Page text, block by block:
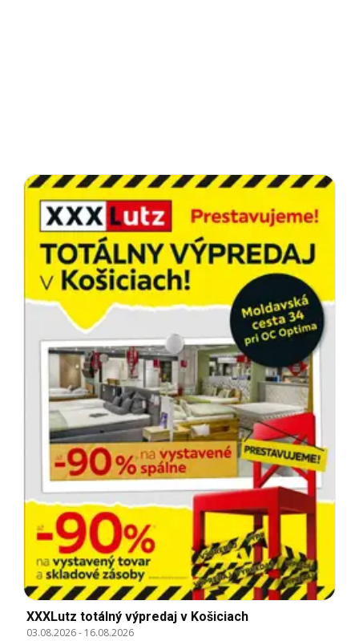
XXXLutz totálný výpredaj v Košiciach
03.08.2026- 16.08.2026